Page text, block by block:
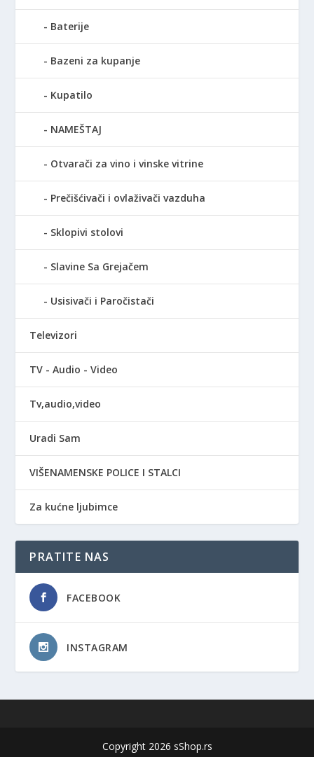
Baterije
Bazeni za kupanje
Kupatilo
NAMEŠTAJ
Otvarači za vino i vinske vitrine
Prečišćivači i ovlaživači vazduha
Sklopivi stolovi
Slavine Sa Grejačem
Usisivači i Paročistači
Televizori
TV - Audio - Video
Tv,audio,video
Uradi Sam
VIŠENAMENSKE POLICE I STALCI
Za kućne ljubimce
PRATITE NAS
FACEBOOK
INSTAGRAM
Copyright 2026 sShop.rs